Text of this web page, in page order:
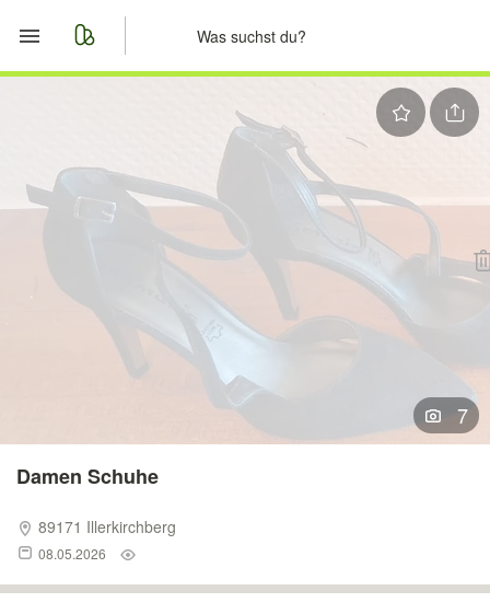
Nachrichten
Anzeige aufgeben
7
Damen Schuhe
89171 Illerkirchberg
08.05.2026